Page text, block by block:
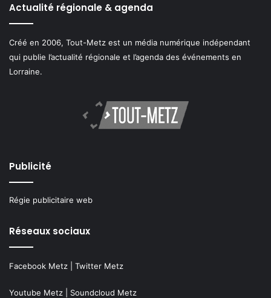
Actualité régionale & agenda
Créé en 2006, Tout-Metz est un média numérique indépendant
qui publie l’actualité régionale et l’agenda des événements en
Lorraine.
Publicité
Régie publicitaire web
Réseaux sociaux
Facebook Metz Twitter Metz
Youtube Metz Soundcloud Metz